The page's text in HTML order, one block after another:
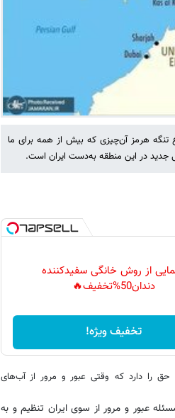
هرمز آن‌چیزی که بیش از همه برای ما
جدید در این منطقه به‌دست ایران است.
از روش خانگی سفیدکننده
دندان50%تخفیف🔥
تخفیف ویژه!
و قانون خلیج‌فارس، این حق را دارد که وقتی عبور و مرور از آب‌های
عبور و مرور از سوی ایران تنظیم و به